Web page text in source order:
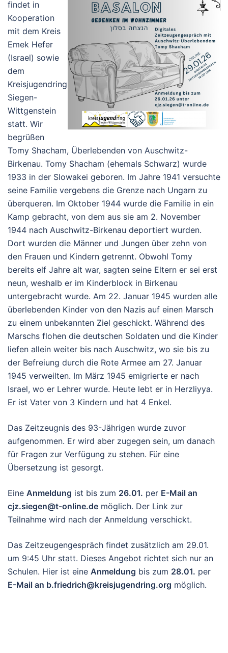
findet in
Kooperation
mit dem Kreis
Emek Hefer
(Israel) sowie
dem
Kreisjugendring
Siegen-
Wittgenstein
statt. Wir
begrüßen
Tomy Shacham, Überlebenden von Auschwitz-
Birkenau. Tomy Shacham (ehemals Schwarz) wurde
1933 in der Slowakei geboren. Im Jahre 1941 versuchte
seine Familie vergebens die Grenze nach Ungarn zu
überqueren. Im Oktober 1944 wurde die Familie in ein
Kamp gebracht, von dem aus sie am 2. November
1944 nach Auschwitz-Birkenau deportiert wurden.
Dort wurden die Männer und Jungen über zehn von
den Frauen und Kindern getrennt. Obwohl Tomy
bereits elf Jahre alt war, sagten seine Eltern er sei erst
neun, weshalb er im Kinderblock in Birkenau
untergebracht wurde. Am 22. Januar 1945 wurden alle
überlebenden Kinder von den Nazis auf einen Marsch
zu einem unbekannten Ziel geschickt. Während des
Marschs flohen die deutschen Soldaten und die Kinder
liefen allein weiter bis nach Auschwitz, wo sie bis zu
der Befreiung durch die Rote Armee am 27. Januar
1945 verweilten. Im März 1945 emigrierte er nach
Israel, wo er Lehrer wurde. Heute lebt er in Herzliyya.
Er ist Vater von 3 Kindern und hat 4 Enkel.
Das Zeitzeugnis des 93-Jährigen wurde zuvor
aufgenommen. Er wird aber zugegen sein, um danach
für Fragen zur Verfügung zu stehen. Für eine
Übersetzung ist gesorgt.
Eine Anmeldung ist bis zum 26.01. per E-Mail an
cjz.siegen@t-online.de möglich. Der Link zur
Teilnahme wird nach der Anmeldung verschickt.
Das Zeitzeugengespräch findet zusätzlich am 29.01.
um 9:45 Uhr statt. Dieses Angebot richtet sich nur an
Schulen. Hier ist eine Anmeldung bis zum 28.01. per
E-Mail an b.friedrich@kreisjugendring.org möglich.